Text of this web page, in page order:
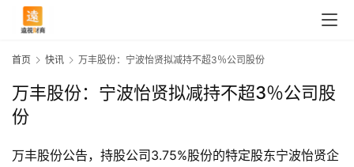
首页 快讯 万丰股份：宁波怡贤拟减持不超3％公司股份
万丰股份：宁波怡贤拟减持不超3％公司股
份
万丰股份公告，持股公司3.75%股份的特定股东宁波怡贤企